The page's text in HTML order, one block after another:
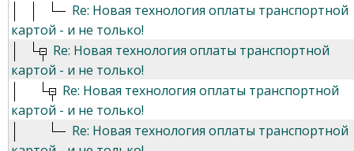
Re: Новая технология оплаты транспортной
картой - и не только!
Re: Новая технология оплаты транспортной
картой - и не только!
Re: Новая технология оплаты транспортной
картой - и не только!
Re: Новая технология оплаты транспортной